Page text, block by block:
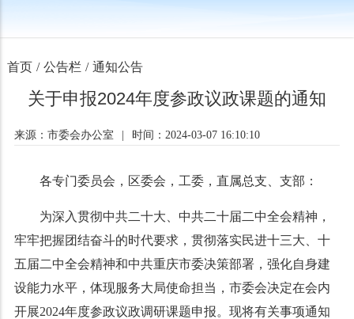
首页 / 公告栏 / 通知公告
关于申报2024年度参政议政课题的通知
来源：市委会办公室 时间：2024-03-07 16:10:10
各专门委员会，区委会，工委，直属总支、支部：
为深入贯彻中共二十大、中共二十届二中全会精神，
牢牢把握团结奋斗的时代要求，贯彻落实民进十三大、十
五届二中全会精神和中共重庆市委决策部署，强化自身建
设能力水平，体现服务大局使命担当，市委会决定在会内
开展2024年度参政议政调研课题申报。现将有关事项通知